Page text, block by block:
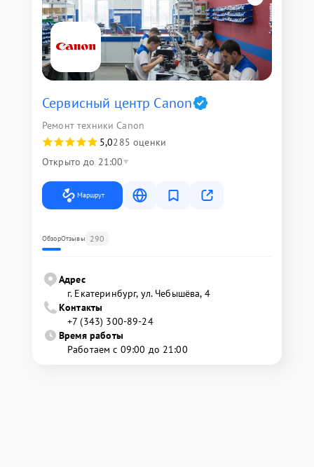
Сервисный центр Canon
Ремонт техники Canon
5,0285 оценки
Открыто до 21:00
Маршрут
ОбзорОтзывы 290
Адрес
г. Екатеринбург, ул. Чебышёва, 4
Контакты
+7 (343) 300-89-24
Время работы
Работаем с 09:00 до 21:00